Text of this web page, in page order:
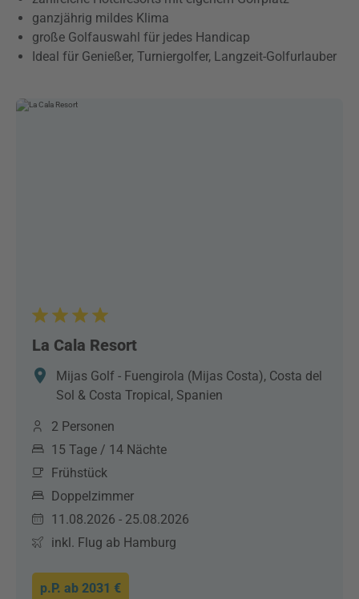
ganzjährig mildes Klima
große Golfauswahl für jedes Handicap
Ideal für Genießer, Turniergolfer, Langzeit-Golfurlauber
La Cala Resort
Mijas Golf - Fuengirola (Mijas Costa), Costa del
Sol & Costa Tropical, Spanien
2 Personen
15 Tage / 14 Nächte
Frühstück
Doppelzimmer
11.08.2026 - 25.08.2026
inkl. Flug ab Hamburg
p.P. ab 2031 €